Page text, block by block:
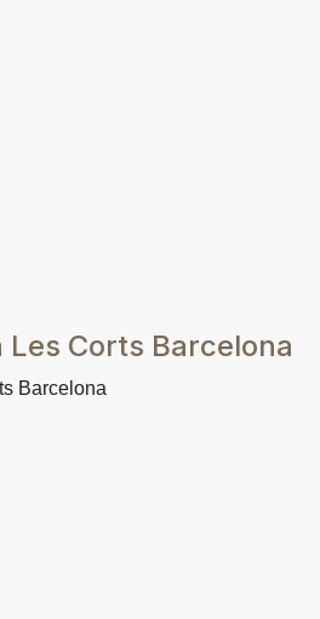
Les Corts Barcelona
Barcelona